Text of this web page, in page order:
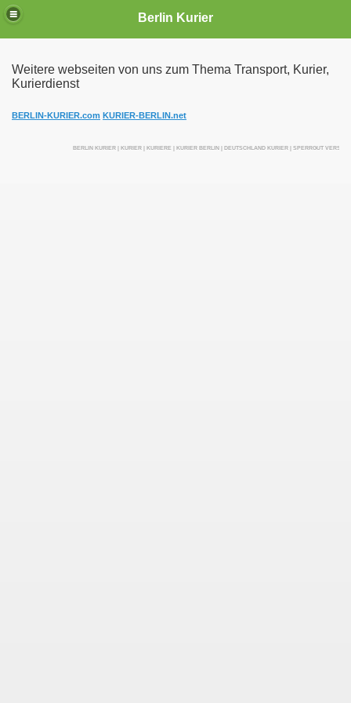
Berlin Kurier
Weitere webseiten von uns zum Thema Transport, Kurier,
Kurierdienst
BERLIN-KURIER.com KURIER-BERLIN.net
BERLIN KURIER | KURIER | KURIERE | KURIER BERLIN | DEUTSCHLAND KURIER | SPERRGUT